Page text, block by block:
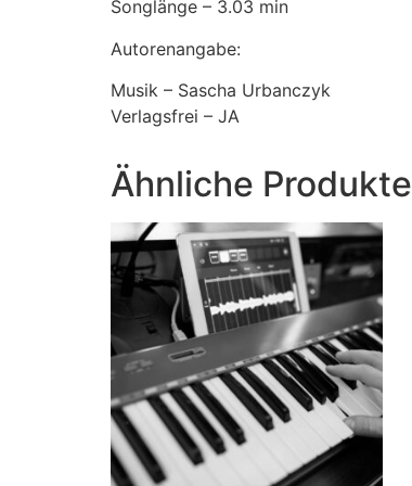
Songlänge – 3.03 min
Autorenangabe:
Musik – Sascha Urbanczyk
Verlagsfrei – JA
Ähnliche Produkte